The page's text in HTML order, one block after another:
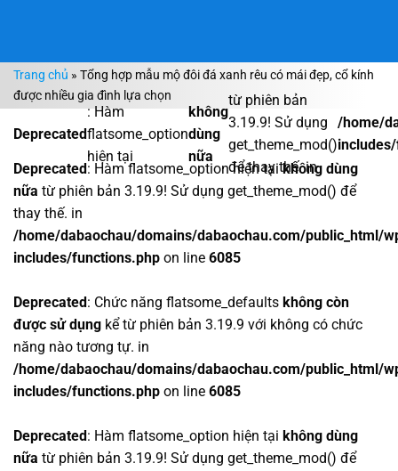
dung
Deprecated
: Hàm
flatsome_option
hiện tại
không
dùng
nữa
từ phiên bản
3.19.9! Sử dụng
get_theme_mod()
để thay thế. in
/home/
Trang chủ » Tổng hợp mẫu mộ đôi đá xanh rêu có mái đẹp, cổ kính
được nhiều gia đình lựa chọn
Deprecated: Hàm flatsome_option hiện tạikhông dùng
nữa từ phiên bản 3.19.9! Sử dụng get_theme_mod() để
thay thế. in
/home/dabaochau/domains/dabaochau.com/public_html/
includes/functions.php on line 6085
Deprecated: Chức năng flatsome_defaults không còn
được sử dụng kể từ phiên bản 3.19.9 với không có chức
năng nào tương tự. in
/home/dabaochau/domains/dabaochau.com/public_html/
includes/functions.php on line 6085
Deprecated: Hàm flatsome_option hiện tại không dùng
nữa từ phiên bản 3.19.9! Sử dụng get_theme_mod() để